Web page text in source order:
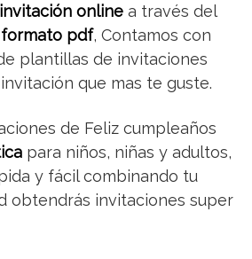
online a través del
formato pdf, Contamos con
plantillas de invitaciones
que mas te guste.
de Feliz cumpleaños
para niños, niñas y adultos,
y fácil combinando tu
obtendrás invitaciones super